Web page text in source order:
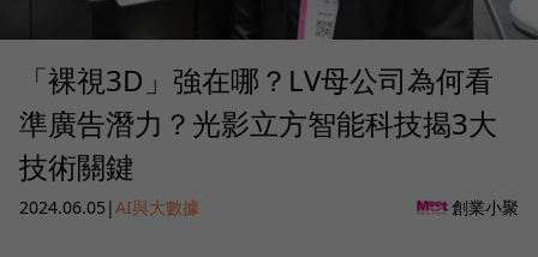
「裸視3D」強在哪？LV母公司為何看
準廣告潛力？光影立方智能科技揭3大
技術關鍵
2024.06.05 |AI與大數據 創業小聚